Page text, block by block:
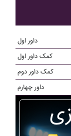
داور اول
کمک داور اول
کمک داور دوم
داور چهارم